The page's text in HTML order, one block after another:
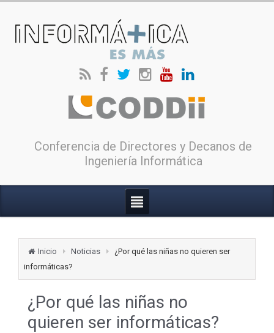
Conferencia de Directores y Decanos de
Ingeniería Informática
Inicio Noticias
¿Por qué las niñas no quieren ser
informáticas?
¿Por qué las niñas no
quieren ser informáticas?